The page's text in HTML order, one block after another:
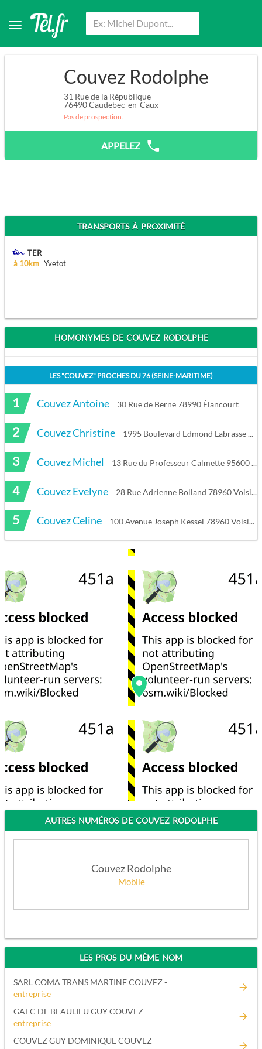
Couvez Rodolphe
31 Rue de la République
76490Caudebec-en-Caux
Pas de prospection.
APPELEZ
TRANSPORTS À PROXIMITÉ
TER
à 10km Yvetot
HOMONYMES DE COUVEZ RODOLPHE
LES "COUVEZ" PROCHES DU76 (SEINE-MARITIME)
1 Couvez Antoine 30 Rue de Berne 78990 Élancourt
2 Couvez Christine 1995 Boulevard Edmond Labrasse 62780 Cucq
3 Couvez Michel 13 Rue du Professeur Calmette 95600 Eaubonne
4 Couvez Evelyne 28 Rue Adrienne Bolland 78960 Voisins-le-Bretonneux
5 Couvez Celine 100 Avenue Joseph Kessel 78960 Voisins-le-Bretonneux
AUTRES NUMÉROS DE COUVEZ RODOLPHE
Couvez Rodolphe
Mobile
LES PROS DU MÊME NOM
SARL COMA TRANS MARTINE COUVEZ -
entreprise
GAEC DE BEAULIEU GUY COUVEZ -
entreprise
COUVEZ GUY DOMINIQUE COUVEZ -